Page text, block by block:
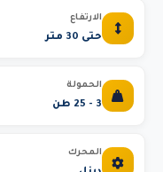
الارتفاع
حتى 30 متر
الحمولة
3 - 25 طن
المحرك